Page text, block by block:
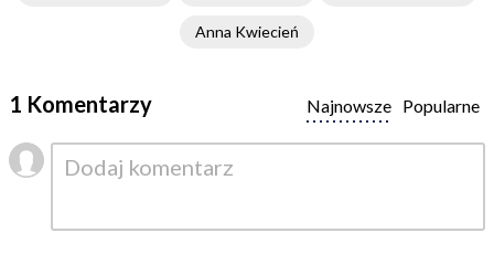
Anna Kwiecień
1 Komentarzy Popularne
Najnowsze